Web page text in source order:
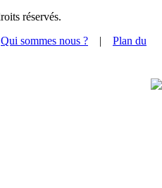
réservés.
Qui sommes nous ? | Plan du